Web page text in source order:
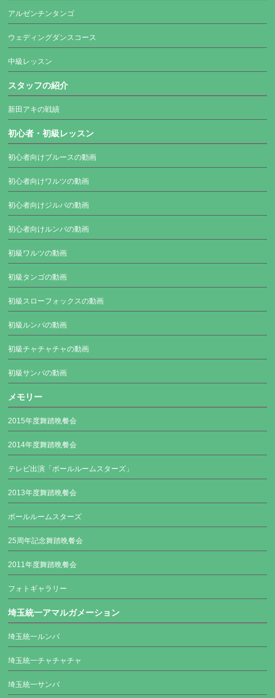
アルゼンチンタンゴ
ウェディングダンスコース
中級レッスン
スタッフの紹介
新田アキの戦績
初心者・初級レッスン
初心者向けブルースの動画
初心者向けワルツの動画
初心者向けジルバの動画
初心者向けルンバの動画
初級ワルツの動画
初級タンゴの動画
初級スローフォックスの動画
初級ルンバの動画
初級チャチャチャの動画
初級サンバの動画
メモリー
2015年度舞踏晩餐会
2014年度舞踏晩餐会
テレビ出演「ボールルームスターズ」
2013年度舞踏晩餐会
ボールルームスターズ
25周年記念舞踏晩餐会
2011年度舞踏晩餐会
フォトギャラリー
埼玉統一アマルガメーション
埼玉統一ルンバ
埼玉統一チャチャチャ
埼玉統一サンバ